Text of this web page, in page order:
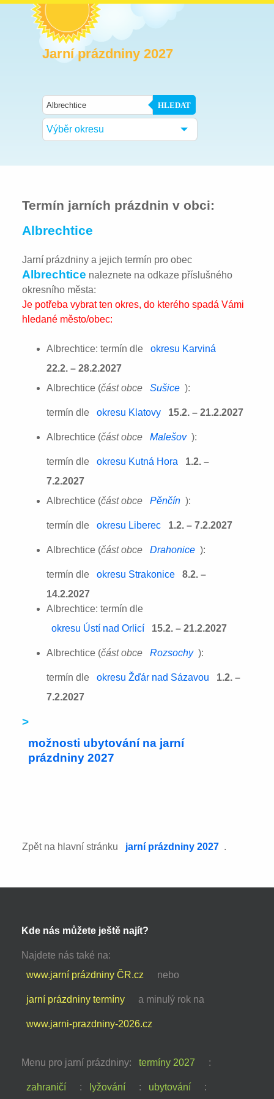
Jarní prázdniny 2027
HLEDAT
Výběr okresu
Termín jarních prázdnin v obci:
Albrechtice
Jarní prázdniny a jejich termín pro obec
Albrechtice naleznete na odkaze příslušného
okresního města:
Je potřeba vybrat ten okres, do kterého spadá Vámi
hledané město/obec:
Albrechtice: termín dle
okresu Karviná
22.2. – 28.2.2027
Albrechtice (část obce Sušice ):
termín dle okresu Klatovy 15.2. – 21.2.2027
Albrechtice (část obce Malešov ):
termín dle okresu Kutná Hora
1.2. –
7.2.2027
Albrechtice (část obce Pěnčín ):
termín dle okresu Liberec 1.2. – 7.2.2027
Albrechtice (část obce Drahonice ):
termín dle okresu Strakonice
8.2. –
14.2.2027
Albrechtice: termín dle
okresu Ústí nad Orlicí
15.2. – 21.2.2027
Albrechtice (část obce Rozsochy ):
termín dle okresu Žďár nad Sázavou
1.2. –
7.2.2027
>
možnosti ubytování na jarní
prázdniny 2027
Zpět na hlavní stránku jarní prázdniny 2027 .
Kde nás můžete ještě najít?
Najdete nás také na:
www.jarní prázdniny ČR.cz
nebo
jarní prázdniny termíny a minulý rok na
www.jarni-prazdniny-2026.cz
Menu pro jarní prázdniny: termíny 2027 :
zahraničí : lyžování : ubytování :